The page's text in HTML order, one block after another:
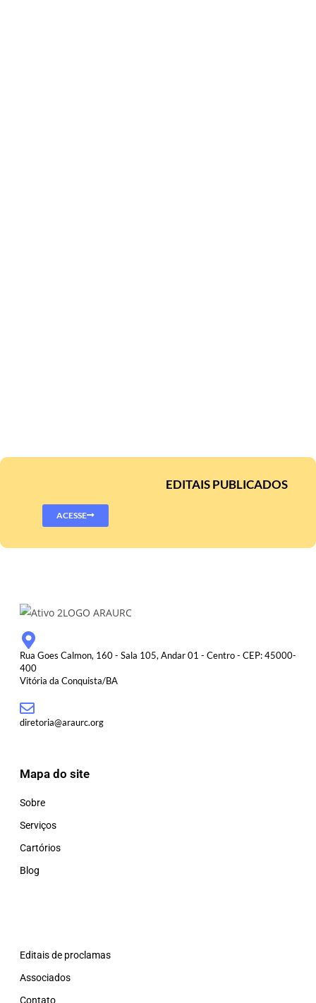
EDITAIS PUBLICADOS
ACESSE
Rua Goes Calmon, 160 - Sala 105, Andar 01 - Centro - CEP: 45000-
400
Vitória da Conquista/BA
diretoria@araurc.org
Mapa do site
Sobre
Serviços
Cartórios
Blog
Editais de proclamas
Associados
Contato